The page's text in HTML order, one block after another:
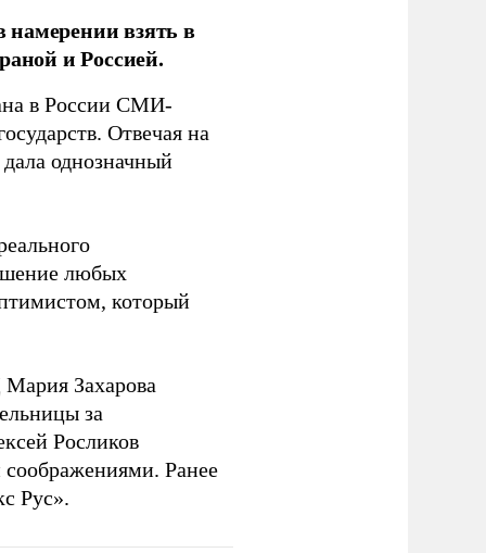
взять в
и Россией.
в России СМИ-
Отвечая на
однозначный
любых
который
Захарова
за
Росликов
Ранее
Рус».